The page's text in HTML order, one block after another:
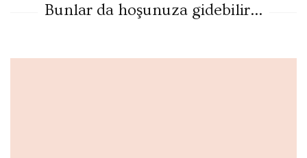
Bunlar da hoşunuza gidebilir...